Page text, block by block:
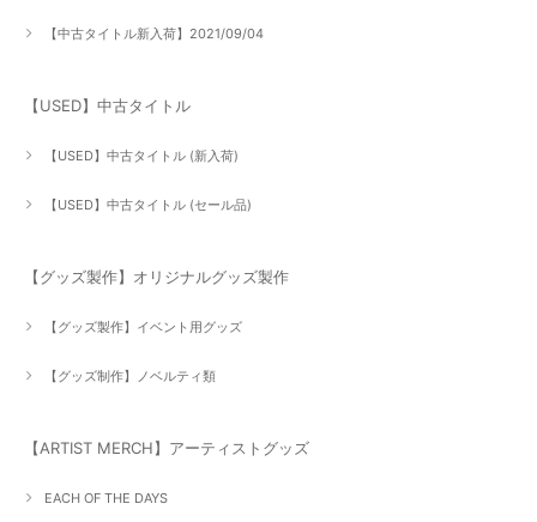
【中古タイトル新入荷】2021/09/04
【USED】中古タイトル
【USED】中古タイトル (新入荷)
【USED】中古タイトル (セール品)
【グッズ製作】オリジナルグッズ製作
【グッズ製作】イベント用グッズ
【グッズ制作】ノベルティ類
【ARTIST MERCH】アーティストグッズ
EACH OF THE DAYS